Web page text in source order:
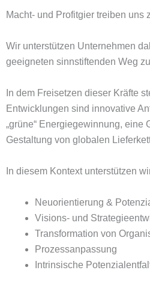
Macht- und Profitgier treiben
Wir unterstützen Unternehmen
geeigneten sinnstiftenden Weg
In dem Freisetzen dieser Kräfte
Entwicklungen sind innovative
„grüne“ Energiegewinnung,
Gestaltung von globalen
In diesem Kontext unterstützen
Neuorientierung &
Visions- und
Transformation von
Prozessanpassung
Intrinsische